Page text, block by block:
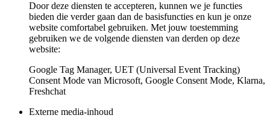
Door deze diensten te accepteren, kunnen we je functies
bieden die verder gaan dan de basisfuncties en kun je onze
website comfortabel gebruiken. Met jouw toestemming
gebruiken we de volgende diensten van derden op deze
website:
Google Tag Manager, UET (Universal Event Tracking)
Consent Mode van Microsoft, Google Consent Mode, Klarna,
Freshchat
Externe media-inhoud